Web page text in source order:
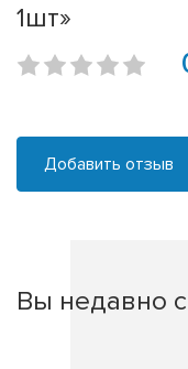
1шт»
Добавить отзыв
Вы недавно